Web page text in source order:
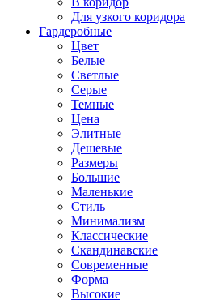
Для узкого коридора
Гардеробные
Цвет
Белые
Светлые
Серые
Темные
Цена
Элитные
Дешевые
Размеры
Большие
Маленькие
Стиль
Минимализм
Классические
Скандинавские
Современные
Форма
Высокие